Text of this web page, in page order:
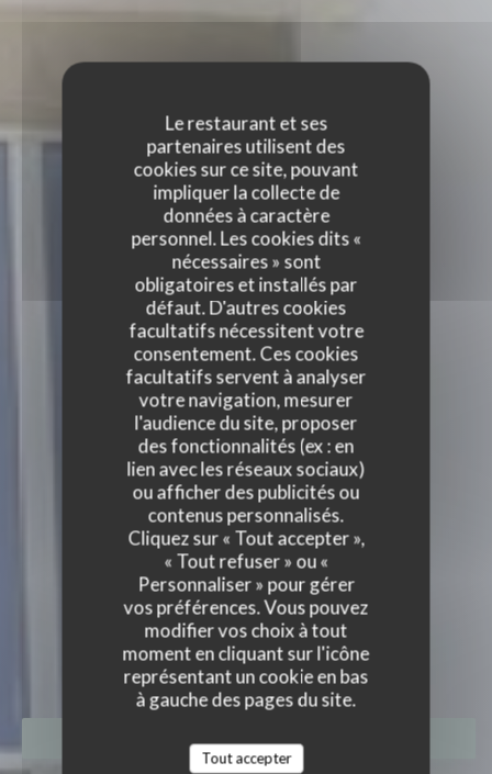
Le restaurant et ses
partenaires utilisent des
cookies sur ce site, pouvant
impliquer la collecte de
données à caractère
personnel. Les cookies dits «
nécessaires » sont
obligatoires et installés par
défaut. D'autres cookies
facultatifs nécessitent votre
consentement. Ces cookies
facultatifs servent à analyser
votre navigation, mesurer
l'audience du site, proposer
des fonctionnalités (ex : en
lien avec les réseaux sociaux)
ou afficher des publicités ou
contenus personnalisés.
Cliquez sur « Tout accepter »,
« Tout refuser » ou «
Personnaliser » pour gérer
vos préférences. Vous pouvez
modifier vos choix à tout
moment en cliquant sur l'icône
représentant un cookie en bas
à gauche des pages du site.
Tout accepter
LA VIGIEBRASSERIE|PIRIAC SUR MER